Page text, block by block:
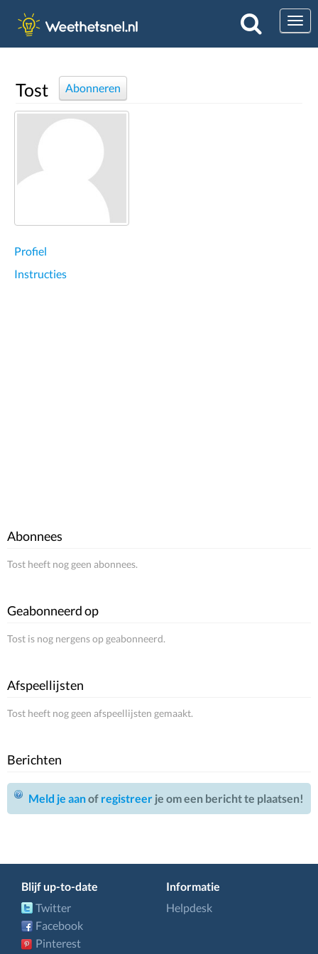
Tost Abonneren
Profiel
Instructies
Abonnees
Tost heeft nog geen abonnees.
Geabonneerd op
Tost is nog nergens op geabonneerd.
Afspeellijsten
Tost heeft nog geen afspeellijsten gemaakt.
Berichten
Meld je aanof registreer je om een bericht te plaatsen!
Blijf up-to-date
Twitter
Facebook
Pinterest
Informatie
Helpdesk